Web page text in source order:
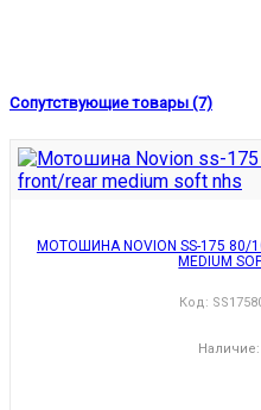
Сопутствующие товары (7)
МОТОШИНА NOVION SS-175 80/
MEDIUM
Код:
Наличие: